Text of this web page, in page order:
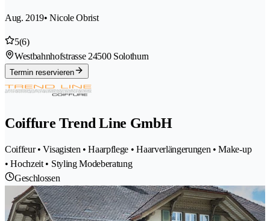
Aug. 2019• Nicole Obrist
5(6)
Westbahnhofstrasse 24500 Solothurn
Termin reservieren
Coiffure Trend Line GmbH
Coiffeur • Visagisten • Haarpflege • Haarverlängerungen • Make-up
• Hochzeit • Styling Modeberatung
Geschlossen